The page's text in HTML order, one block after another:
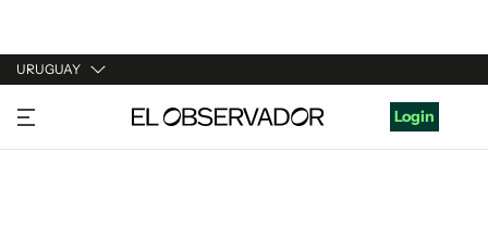
URUGUAY
URUGUAY
ARGENTINA
Login